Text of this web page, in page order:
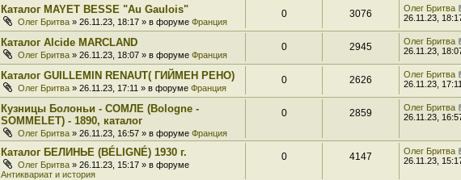
Каталог MAYET BESSE "Au Gaulois"
Олег Бритва » 26.11.23, 18:17 » в форуме Франция
0 3076
Олег Бритва
26.11.23,
Каталог Alcide MARCLAND
Олег Бритва » 26.11.23, 18:07 » в форуме Франция
0 2945
Олег Бритва
26.11.23,
Каталог GUILLEMIN RENAUT( ГИЙМЕН РЕНО)
Олег Бритва » 26.11.23, 17:11 » в форуме Франция
0 2626
Олег Бритва
26.11.23, 17:11
Кузницы Болоньи - СОМЛЕ (Bologne -
SOMMELET) - 1890, каталог
Олег Бритва » 26.11.23, 16:57 » в форуме Франция
0 2859
Олег Бритва
26.11.23,
Каталог БЕЛИНЬЕ (BÉLIGNÉ) 1930 г.
Олег Бритва » 26.11.23, 15:17 » в форуме
Антиквариат и история
0 4147
Олег Бритва
26.11.23,